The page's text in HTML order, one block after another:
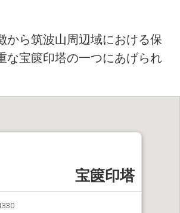
から筑波山周辺域における保
な宝篋印塔の一つにあげられ
宝篋印塔